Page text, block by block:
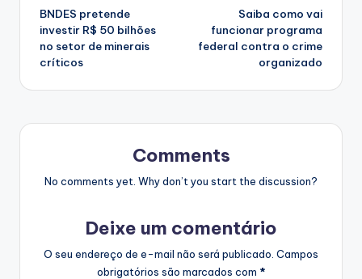
navigation
BNDES pretende
investir R$ 50 bilhões
no setor de minerais
críticos
Saiba como vai
funcionar programa
federal contra o crime
organizado
Comments
No comments yet. Why don’t you start the discussion?
Deixe um comentário
O seu endereço de e-mail não será publicado. Campos
obrigatórios são marcados com *